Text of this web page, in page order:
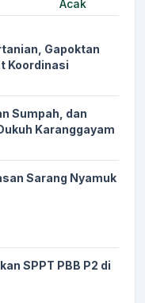
Acak
Gapoktan
Koordinasi
Sumpah, dan
Karanggayam
Sarang Nyamuk
SPPT PBB P2 di